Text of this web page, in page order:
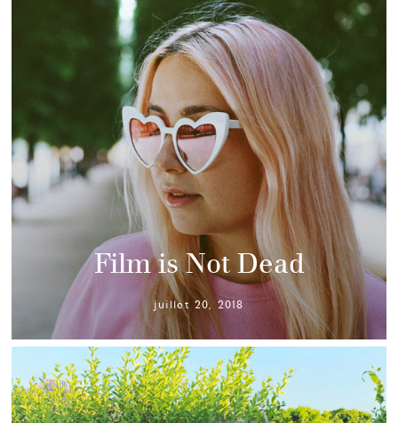
Film is Not Dead
juillet 20, 2018